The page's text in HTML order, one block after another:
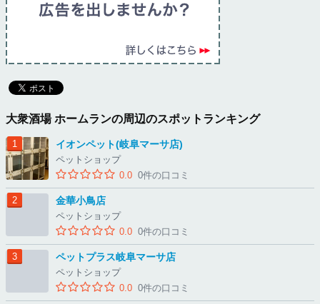
大衆酒場 ホームランの周辺のスポットランキング
イオンペット(岐阜マーサ店)
ペットショップ
0.0 0件の口コミ
金華小鳥店
ペットショップ
0.0 0件の口コミ
ペットプラス岐阜マーサ店
ペットショップ
0.0 0件の口コミ